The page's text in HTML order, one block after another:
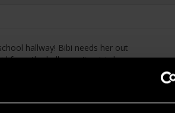
hallway! Bibi needs her out
from the halls won't get in her
with an unfamiliar and